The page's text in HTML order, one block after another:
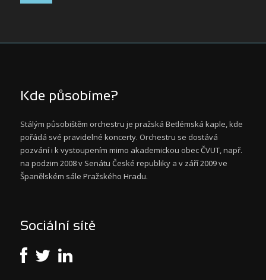
Kde působíme?
Stálým působištěm orchestru je pražská Betlémská kaple, kde
pořádá své pravidelné koncerty. Orchestru se dostává
pozvání i k vystoupením mimo akademickou obec ČVUT, např.
na podzim 2008 v Senátu České republiky a v září 2009 ve
Španělském sále Pražského Hradu.
Sociální sítě